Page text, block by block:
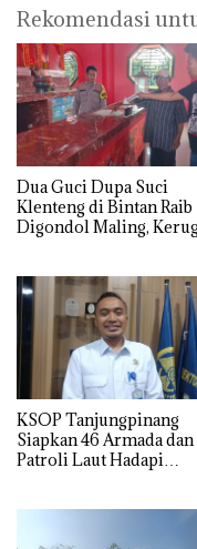
Rekomendasi
Dua Guci Dupa Suci
Klenteng di Bintan Raib
Digondol Maling,
KSOP Tanjungpinang
Siapkan 46 Armada dan
Patroli Laut Hadapi